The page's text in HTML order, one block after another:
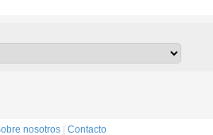
diversión
nosotros| Contacto